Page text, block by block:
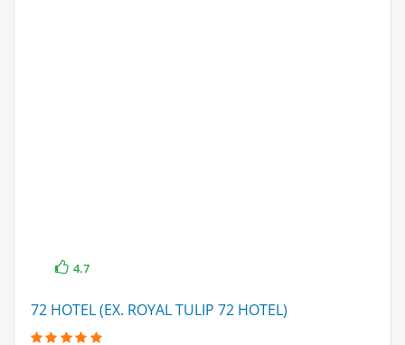
4.7
72 HOTEL (EX. ROYAL TULIP 72 HOTEL)